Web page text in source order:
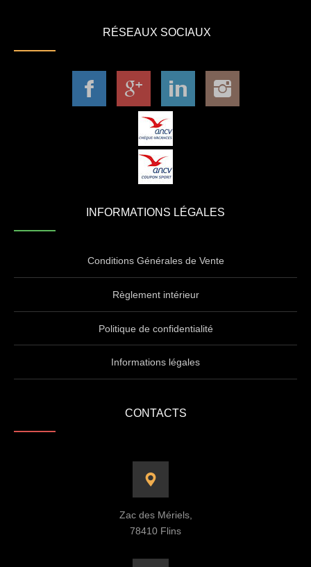
RÉSEAUX SOCIAUX
INFORMATIONS LÉGALES
Conditions Générales de Vente
Règlement intérieur
Politique de confidentialité
Informations légales
CONTACTS
Zac des Mériels,
78410 Flins